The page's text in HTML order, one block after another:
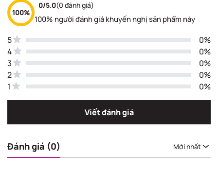
100%
0/5.0(0 đánh giá)
100% người đánh giá khuyến nghị sản phẩm này
5
0%
4
0%
3
0%
2
0%
1
0%
Viết đánh giá
Đánh giá (0) Mới nhất